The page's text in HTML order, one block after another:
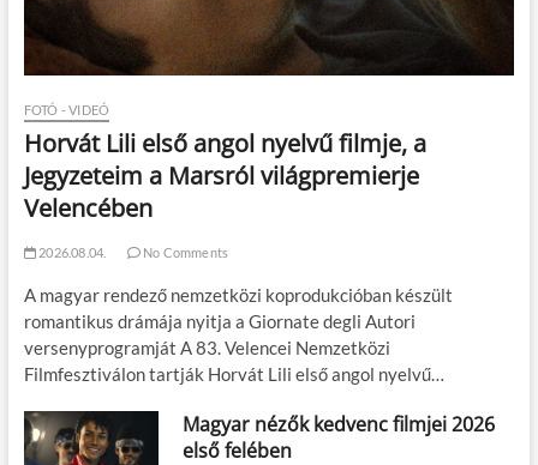
FOTÓ - VIDEÓ
Horvát Lili első angol nyelvű filmje, a
Jegyzeteim a Marsról világpremierje
Velencében
2026.08.04. No Comments
A magyar rendező nemzetközi koprodukcióban készült
romantikus drámája nyitja a Giornate degli Autori
versenyprogramját A 83. Velencei Nemzetközi
Filmfesztiválon tartják Horvát Lili első angol nyelvű…
Magyar nézők kedvenc filmjei 2026
első felében